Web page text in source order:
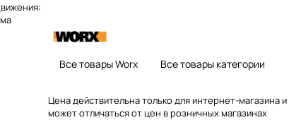
Все товары Worx Все товары категории
Цена действительна только для интернет-магазина и
может отличаться от цен в розничных магазинах